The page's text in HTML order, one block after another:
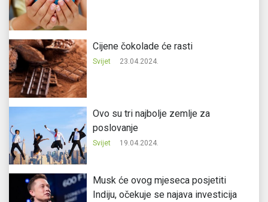
Cijene čokolade će rasti
Svijet 23.04.2024.
Ovo su tri najbolje zemlje za
poslovanje
Svijet 19.04.2024.
Musk će ovog mjeseca posjetiti
Indiju, očekuje se najava investicija